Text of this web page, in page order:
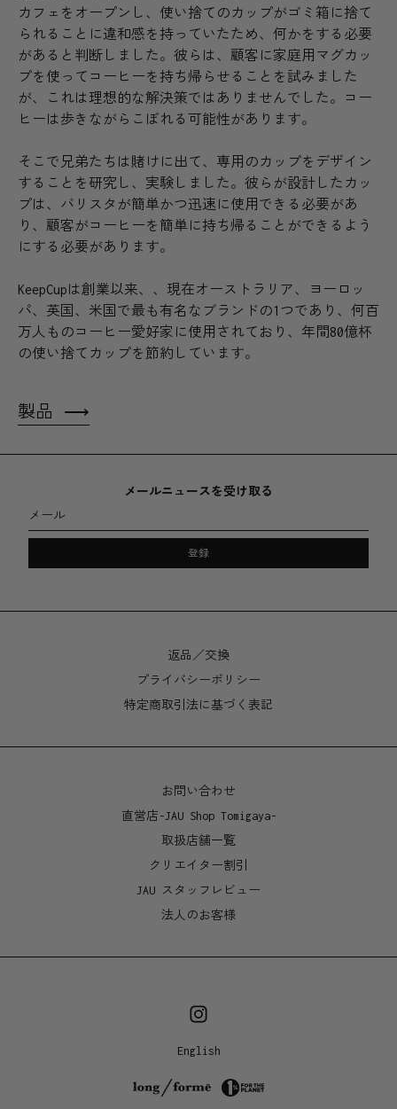
カフェをオープンし、使い捨てのカップがゴミ箱に捨て
られることに違和感を持っていたため、何かをする必要
があると判断しました。彼らは、顧客に家庭用マグカッ
プを使ってコーヒーを持ち帰らせることを試みました
が、これは理想的な解決策ではありませんでした。コー
ヒーは歩きながらこぼれる可能性があります。
そこで兄弟たちは賭けに出て、専用のカップをデザイン
することを研究し、実験しました。彼らが設計したカッ
プは、バリスタが簡単かつ迅速に使用できる必要があ
り、顧客がコーヒーを簡単に持ち帰ることができるよう
にする必要があります。
KeepCupは創業以来、、現在オーストラリア、ヨーロッ
パ、英国、米国で最も有名なブランドの1つであり、何百
万人ものコーヒー愛好家に使用されており、年間80億杯
の使い捨てカップを節約しています。
製品
メールニュースを受け取る
メール
登録
返品／交換
プライバシーポリシー
特定商取引法に基づく表記
お問い合わせ
直営店-JAU Shop Tomigaya-
取扱店舗一覧
クリエイター割引
JAU スタッフレビュー
法人のお客様
English